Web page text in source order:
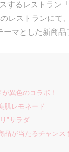
するレストラン
レストランにて
ーマとした新商
異色のコラボ！
肌レモネード
”サラダ
品が当たるチャン